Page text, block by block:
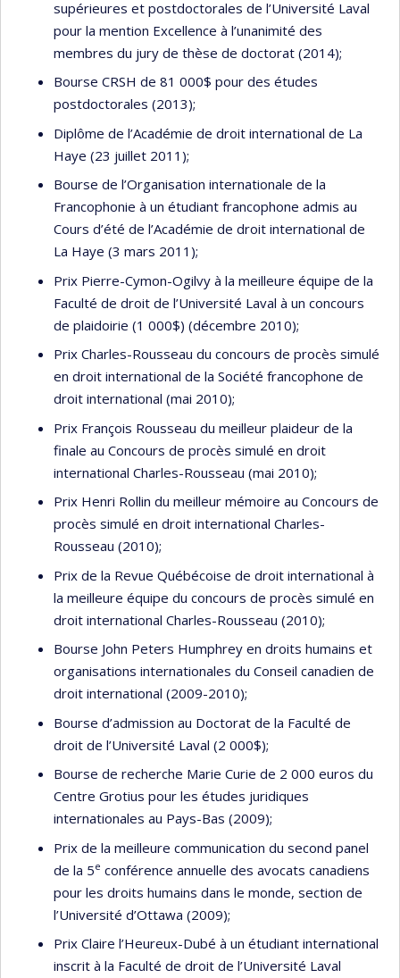
supérieures et postdoctorales de l’Université Laval
pour la mention Excellence à l’unanimité des
membres du jury de thèse de doctorat (2014);
Bourse CRSH de 81 000$ pour des études
postdoctorales (2013);
Diplôme de l’Académie de droit international de La
Haye (23 juillet 2011);
Bourse de l’Organisation internationale de la
Francophonie à un étudiant francophone admis au
Cours d’été de l’Académie de droit international de
La Haye (3 mars 2011);
Prix Pierre-Cymon-Ogilvy à la meilleure équipe de la
Faculté de droit de l’Université Laval à un concours
de plaidoirie (1 000$) (décembre 2010);
Prix Charles-Rousseau du concours de procès simulé
en droit international de la Société francophone de
droit international (mai 2010);
Prix François Rousseau du meilleur plaideur de la
finale au Concours de procès simulé en droit
international Charles-Rousseau (mai 2010);
Prix Henri Rollin du meilleur mémoire au Concours de
procès simulé en droit international Charles-
Rousseau (2010);
Prix de la Revue Québécoise de droit international à
la meilleure équipe du concours de procès simulé en
droit international Charles-Rousseau (2010);
Bourse John Peters Humphrey en droits humains et
organisations internationales du Conseil canadien de
droit international (2009-2010);
Bourse d’admission au Doctorat de la Faculté de
droit de l’Université Laval (2 000$);
Bourse de recherche Marie Curie de 2 000 euros du
Centre Grotius pour les études juridiques
internationales au Pays-Bas (2009);
Prix de la meilleure communication du second panel
de la 5e conférence annuelle des avocats canadiens
pour les droits humains dans le monde, section de
l’Université d’Ottawa (2009);
Prix Claire l’Heureux-Dubé à un étudiant international
inscrit à la Faculté de droit de l’Université Laval